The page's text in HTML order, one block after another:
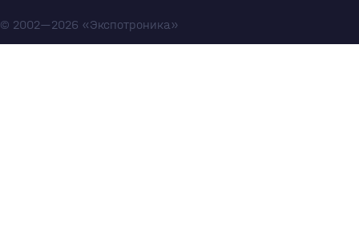
© 2002—2026 «Экспотроника»